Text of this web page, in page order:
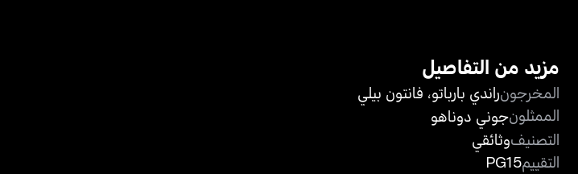
مزيد من التفاصيل
المخرجونراندي بارباتو، فانتون بيلي
الممثلونجوني دوناهو
التصنيفوثائقي
التقييمPG15